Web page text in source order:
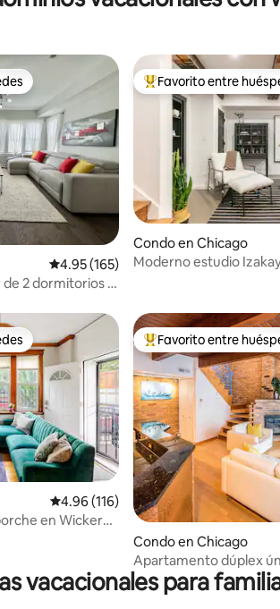
reseñasCalificación promedio: 4.95 de 5, 165
4.95 (165)
2 dormitorios y
Favorito entre
Favorito entre
Condo en Chicago
Moderno estudio
reseñasCalificación promedio: 4.96 de 5, 116
4.96 (116)
en Wicker
Favorito entre
Favorito entre
Condo en Chicago
Apartamento dúplex
Park
vacacionales para